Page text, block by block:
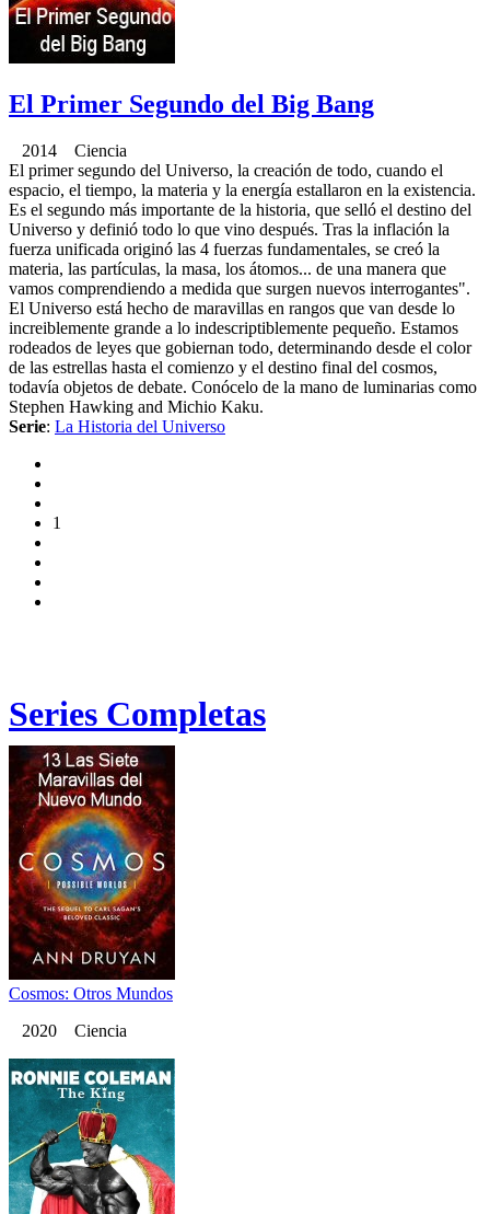
El Primer Segundo del Big Bang
2014 Ciencia
El primer segundo del Universo, la creación de todo, cuando el
espacio, el tiempo, la materia y la energía estallaron en la existencia.
Es el segundo más importante de la historia, que selló el destino del
Universo y definió todo lo que vino después. Tras la inflación la
fuerza unificada originó las 4 fuerzas fundamentales, se creó la
materia, las partículas, la masa, los átomos... de una manera que
vamos comprendiendo a medida que surgen nuevos interrogantes".
El Universo está hecho de maravillas en rangos que van desde lo
increiblemente grande a lo indescriptiblemente pequeño. Estamos
rodeados de leyes que gobiernan todo, determinando desde el color
de las estrellas hasta el comienzo y el destino final del cosmos,
todavía objetos de debate. Conócelo de la mano de luminarias como
Stephen Hawking and Michio Kaku.
Serie: La Historia del Universo
1
Series Completas
Cosmos: Otros Mundos
2020 Ciencia